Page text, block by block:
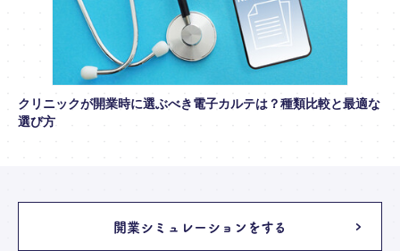
クリニックが開業時に選ぶべき電子カルテは？種類比較と最適な
選び方
開業シミュレーションをする